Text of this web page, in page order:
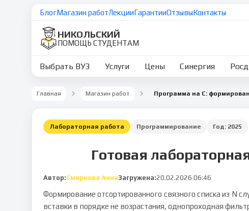
БлогМагазин работЛекцииГарантииОтзывыКонтакты
НИКОЛЬСКИЙ
ПОМОЩЬ СТУДЕНТАМ
Выбрать ВУЗ Услуги Цены Синергия
Главная Магазин работ
Лабораторная работа Программирование Год: 2025
Готовая
Автор:Смирнова АннаЗагружена:20.02.2026 06:46
Формирование отсортированного связного списка из N
вставки в порядке не возрастания, однопроходная